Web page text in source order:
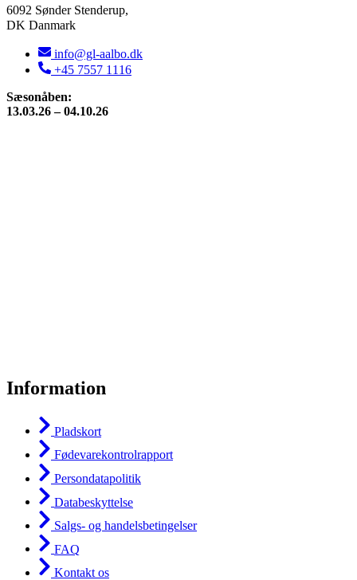
6092 Sønder Stenderup,
DK Danmark
info@gl-aalbo.dk
+45 7557 1116
Sæsonåben:
13.03.26 – 04.10.26
Information
Pladskort
Fødevarekontrolrapport
Persondatapolitik
Databeskyttelse
Salgs- og handelsbetingelser
FAQ
Kontakt os